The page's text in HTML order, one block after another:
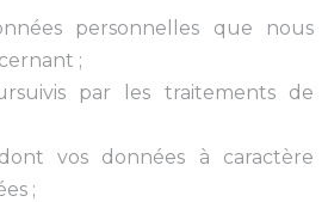
personnelles que nous
;
par les traitements de
vos données à caractère
;